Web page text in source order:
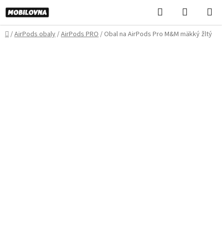
Prejsť
na
obsah
Hľadať
KOŠÍK
Domov
/AirPods obaly/AirPods PRO/ Obal na AirPods Pro M&M mäkký žltý